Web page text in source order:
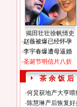
揭田壮壮徐帆情史
·赵薇被爆已经怀孕
·李宇春爆遭母逼婚
·圣诞节明信片八折
茶 余 饭 后
·何炅获地产大亨
·陈慧琳产后恢复